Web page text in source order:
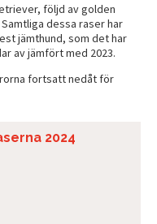
2024
följd av golden
dessa raser har
jämthund, som det har
av jämfört med 2023.
fortsatt nedåt för